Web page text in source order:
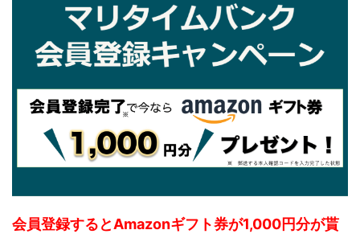
会員登録するとAmazonギフト券が1,000円分が貰